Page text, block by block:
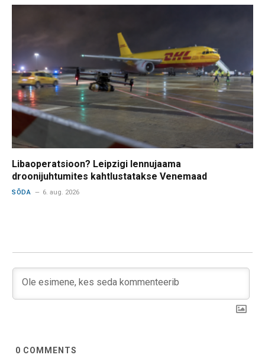
Libaoperatsioon? Leipzigi lennujaama
droonijuhtumites kahtlustatakse Venemaad
SÕDA 6. aug. 2026
0 COMMENTS